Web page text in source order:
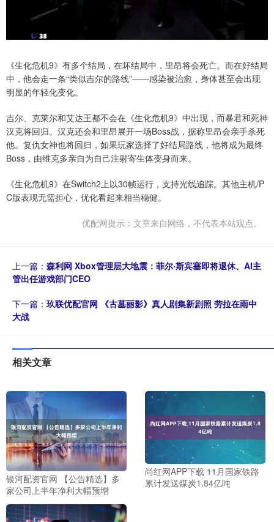
《生化危机9》有多个结局，在坏结局中，里昂将会死亡。而在好结局
中，他会走一条“类似吉尔的路线”——感染被治愈，身体甚至会出现
明显的年轻化变化。
吉尔、克莱尔和艾达王都不会在《生化危机9》中出现，而暴君和死神
汉克将回归。汉克还会和里昂展开一场Boss战，据称里昂会亲手杀死
他。复仇女神也将回归，如果玩家选择了好结局路线，他将成为最终
Boss，由维克多亲自为自己注射寄生体变身而来。
《生化危机9》在Switch2上以30帧运行，支持光线追踪。其他主机/P
C版表现无需担心，优化看起来相当稳健。
优配网提示：文章来自网络，不代表本站观点。
上一篇： 森利网 Xbox管理层大地震：菲尔·斯宾塞即将退休、AI主
管出任游戏部门CEO
下一篇： 玖联优配官网 《古墓丽影》真人剧集新剧照 劳拉在雨中
大战
相关文章
银河配资官网 【公告精选】多
家公司上半年净利大幅预增
尚红网APP下载 11月国家铁路
累计发送煤炭1.84亿吨